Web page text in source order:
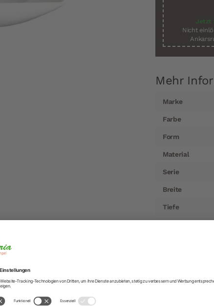
Jetzt
Nicht
Mehr
Informationen
Marke
Farbe
Form
Material
Serie
Breite
Tiefe
Artikelnummer
in Weiß 17 cm x 17 cm